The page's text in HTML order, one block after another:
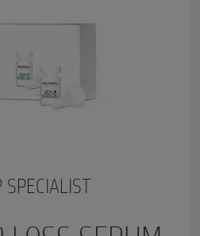
SPECIALIST